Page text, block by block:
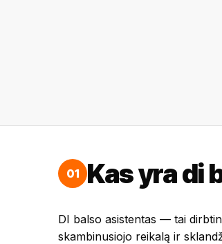
01 Kas yra di
DI balso asistentas — tai
skambinusiojo reikalą ir